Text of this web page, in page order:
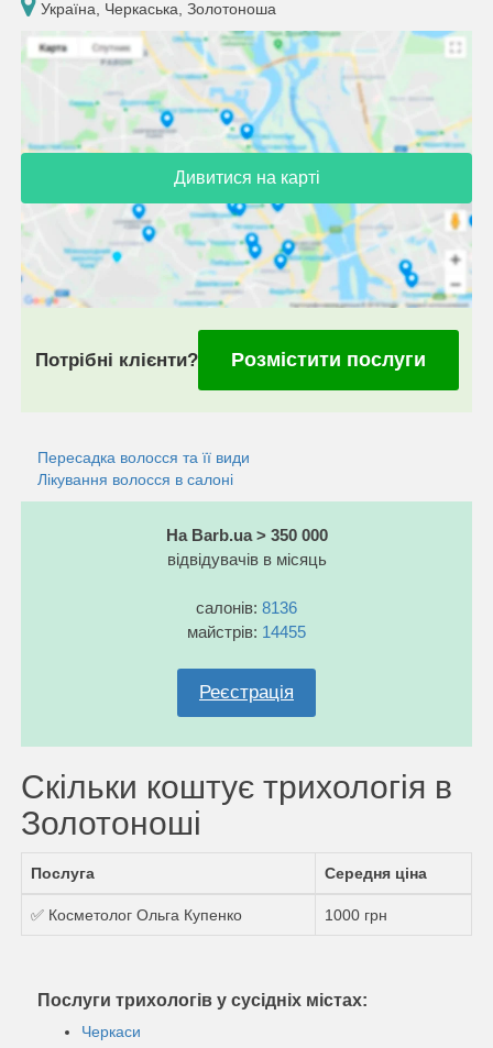
Україна, Черкаська, Золотоноша
Дивитися на карті
Потрібні клієнти? Розмістити послуги
Пересадка волосся та її види
Лікування волосся в салоні
На Barb.ua > 350 000
відвідувачів в місяць
салонів: 8136
майстрів: 14455
Реєстрація
Скільки коштує трихологія в
Золотоноші
Послуга Середня ціна
✅ Косметолог Ольга Купенко 1000 грн
Послуги трихологів у сусідніх містах:
Черкаси